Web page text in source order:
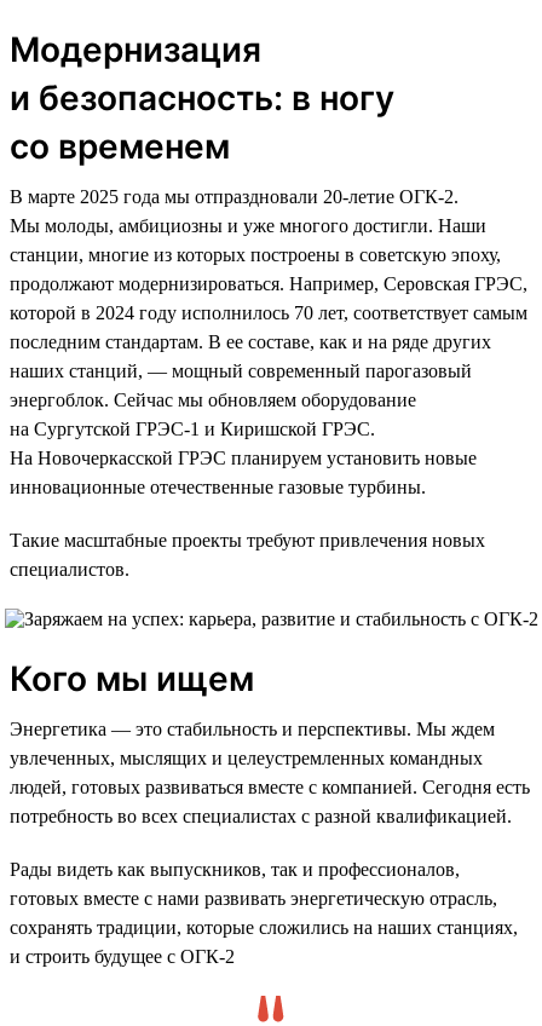
Модернизация
и безопасность: в ногу
со временем
В марте 2025 года мы отпраздновали 20-летие ОГК-2.
Мы молоды, амбициозны и уже многого достигли. Наши
станции, многие из которых построены в советскую эпоху,
продолжают модернизироваться. Например, Серовская ГРЭС,
которой в 2024 году исполнилось 70 лет, соответствует самым
последним стандартам. В ее составе, как и на ряде других
наших станций, — мощный современный парогазовый
энергоблок. Сейчас мы обновляем оборудование
на Сургутской ГРЭС-1 и Киришской ГРЭС.
На Новочеркасской ГРЭС планируем установить новые
инновационные отечественные газовые турбины.
Такие масштабные проекты требуют привлечения новых
специалистов.
Кого мы ищем
Энергетика — это стабильность и перспективы. Мы ждем
увлеченных, мыслящих и целеустремленных командных
людей, готовых развиваться вместе с компанией. Сегодня есть
потребность во всех специалистах с разной квалификацией.
Рады видеть как выпускников, так и профессионалов,
готовых вместе с нами развивать энергетическую отрасль,
сохранять традиции, которые сложились на наших станциях,
и строить будущее с ОГК-2